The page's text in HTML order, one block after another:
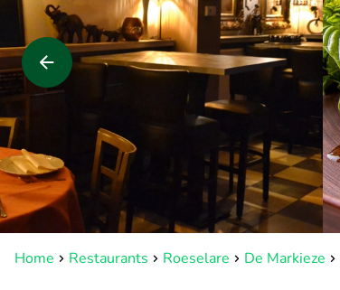
Home Restaurants Roeselare De Markieze